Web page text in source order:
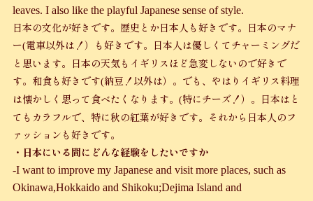
leaves. I also like the playful Japanese sense of style.
日本の文化が好きです。歴史とか日本人も好きです。日本のマナ
ー(電車以外は！）も好きです。日本人は優しくてチャーミングだ
と思います。日本の天気もイギリスほど急変しないので好きで
す。和食も好きです(納豆！以外は）。でも、やはりイギリス料理
は懐かしく思って食べたくなります。 (特にチーズ！）。日本はと
てもカラフルで、特に秋の紅葉が好きです。それから日本人のフ
ァッションも好きです。
・日本にいる間にどんな経験をしたいですか
-I want to improve my Japanese and visit more places, such as
Okinawa,Hokkaido and Shikoku;Dejima Island and